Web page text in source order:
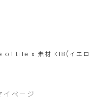
of Life x 素材 K18(イエロ
イページ